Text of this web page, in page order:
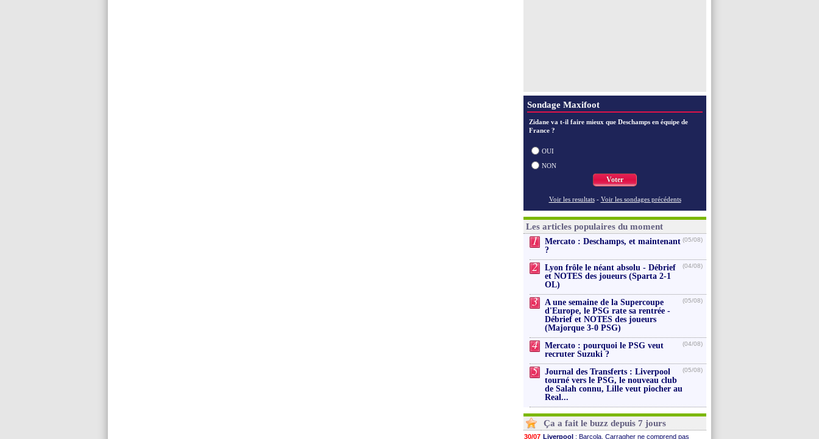
Sondage Maxifoot
Zidane va t-il faire mieux que Deschamps en équipe de
France ?
OUI
NON
Voter
Voir les resultats - Voir les sondages précédents
Les articles populaires du moment
1
Mercato : Deschamps, et maintenant
?
(05/08)
2
Lyon frôle le néant absolu - Débrief
et NOTES des joueurs (Sparta 2-1
OL)
(04/08)
3
A une semaine de la Supercoupe
d'Europe, le PSG rate sa rentrée -
Débrief et NOTES des joueurs
(Majorque 3-0 PSG)
(05/08)
4
Mercato : pourquoi le PSG veut
recruter Suzuki ?
(04/08)
5
Journal des Transferts : Liverpool
tourné vers le PSG, le nouveau club
de Salah connu, Lille veut piocher au
Real...
(05/08)
Ça a fait le buzz depuis 7 jours
30/07 Liverpool : Barcola, Carragher ne comprend pas